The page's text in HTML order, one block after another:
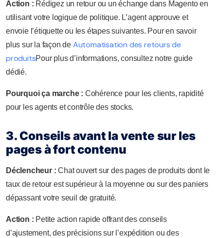
Action : Rédigez un retour ou un échange dans Magento en
utilisant votre logique de politique. L’agent approuve et
envoie l’étiquette ou les étapes suivantes. Pour en savoir
plus sur la façon de Automatisation des retours de
produitsPour plus d’informations, consultez notre guide
dédié.
Pourquoi ça marche : Cohérence pour les clients, rapidité
pour les agents et contrôle des stocks.
3. Conseils avant la vente sur les
pages à fort contenu
Déclencheur : Chat ouvert sur des pages de produits dont le
taux de retour est supérieur à la moyenne ou sur des paniers
dépassant votre seuil de gratuité.
Action : Petite action rapide offrant des conseils
d’ajustement, des précisions sur l’expédition ou des